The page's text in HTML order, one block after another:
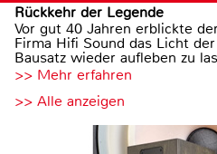
Rückkehr der Legende
Vor gut 40 Jahren erblickte
Firma Hifi Sound das Licht
Bausatz wieder aufleben zu
>> Mehr erfahren
>> Alle anzeigen